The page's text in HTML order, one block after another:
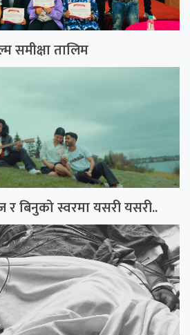
समीक्षा तालिम
बिनुको स्वरमा यसरी यसरी..